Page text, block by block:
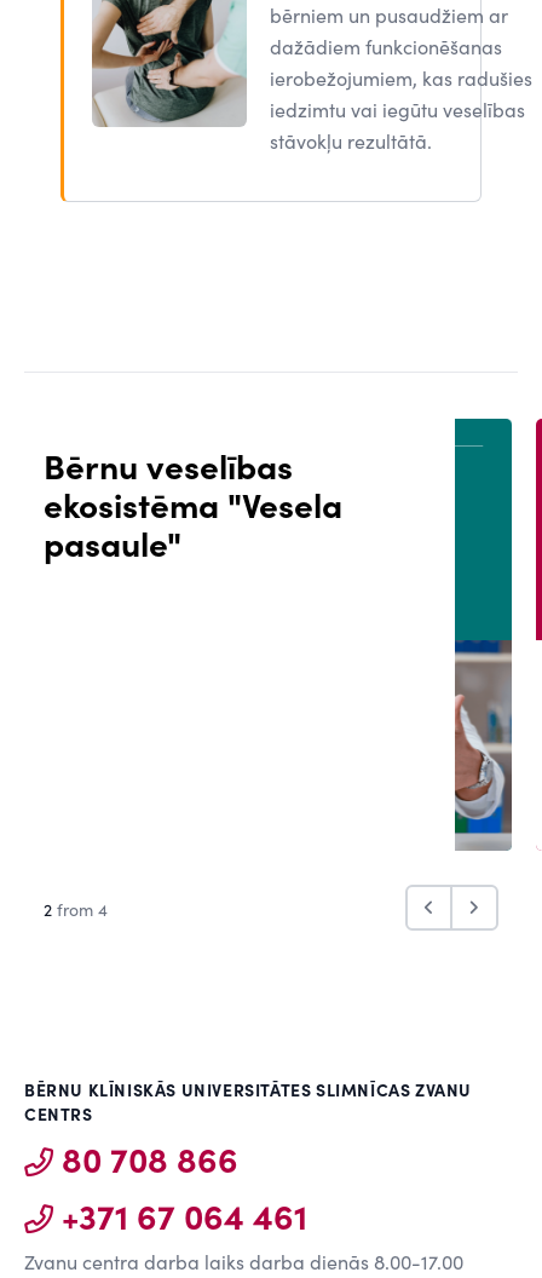
bērniem un pusaudžiem ar
dažādiem funkcionēšanas
ierobežojumiem, kas radušies
iedzimtu vai iegūtu veselības
stāvokļu rezultātā.
Bērnu veselības
ekosistēma "Vesela
pasaule"
PACIENTA PORTĀLS
2 from 4
BĒRNU KLĪNISKĀS UNIVERSITĀTES SLIMNĪCAS ZVANU
CENTRS
80 708 866
+371 67 064 461
Zvanu centra darba laiks darba dienās 8.00-17.00